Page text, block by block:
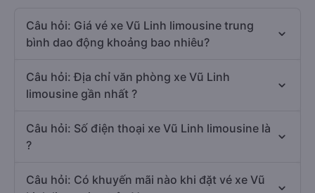
Câu hỏi: Giá vé xe Vũ Linh limousine trung
bình dao động khoảng bao nhiêu?
Câu hỏi: Địa chỉ văn phòng xe Vũ Linh
limousine gần nhất ?
Câu hỏi: Số điện thoại xe Vũ Linh limousine là
?
Câu hỏi: Có khuyến mãi nào khi đặt vé xe Vũ